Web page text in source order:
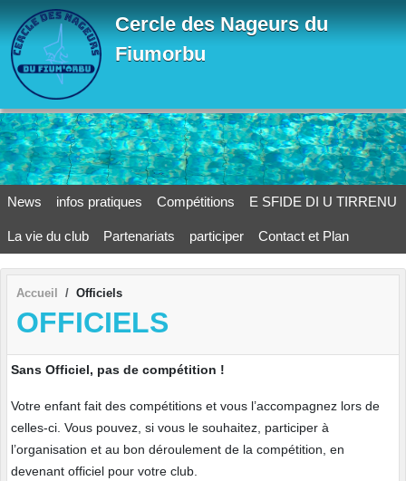
Cercle des Nageurs du
Fiumorbu
News infos pratiques Compétitions E SFIDE DI U TIRRENU
La vie du club Partenariats participer Contact et Plan
Accueil Officiels
OFFICIELS
Sans Officiel, pas de compétition !
Votre enfant fait des compétitions et vous l’accompagnez lors de
celles-ci. Vous pouvez, si vous le souhaitez, participer à
l’organisation et au bon déroulement de la compétition, en
devenant officiel pour votre club.
Panneau de gestion des cookies